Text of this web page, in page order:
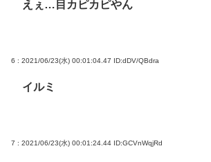
えぇ…目カピカピやん
6 : 2021/06/23(水) 00:01:04.47 ID:dDV/QBdra
イルミ
7 : 2021/06/23(水) 00:01:24.44 ID:GCVnWqjRd